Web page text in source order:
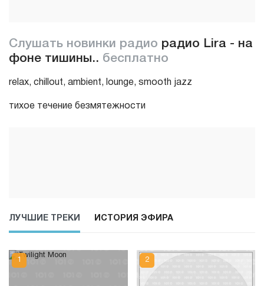
Слушать новинки радио радио Lira - на
фоне тишины.. бесплатно
relax, chillout, ambient, lounge, smooth jazz
тихое течение безмятежности
ЛУЧШИЕ ТРЕКИ ИСТОРИЯ ЭФИРА